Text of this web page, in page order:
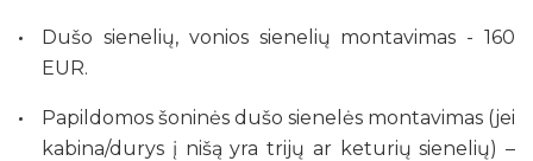
Dušo sienelių, vonios sienelių montavimas - 160
EUR.
Papildomos šoninės dušo sienelės montavimas (jei
kabina/durys į nišą yra trijų ar keturių sienelių) –